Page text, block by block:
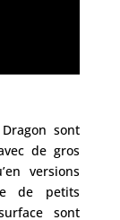
sont
de gros
versions
de petits
sont